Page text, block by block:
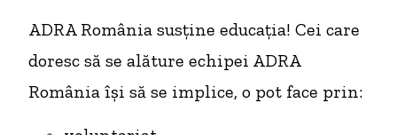
ADRA România susține educația! Cei care
doresc să se alăture echipei ADRA
România își să se implice, o pot face prin: